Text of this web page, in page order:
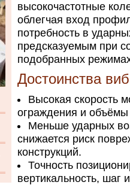
высокочастотные
облегчая вход
потребность в
предсказуемым при
подобранных
Достоинства
Высокая скорость
ограждения и объёмы
Меньше ударных
снижается риск
конструкций.
Точность
вертикальность, шаг